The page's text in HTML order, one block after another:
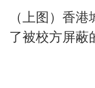
（上图）香
了被校方屏蔽